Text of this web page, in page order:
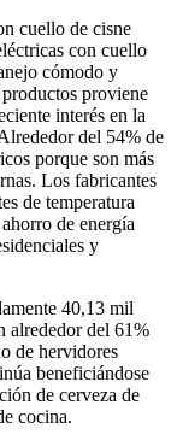
cuello de cisne
con cuello
cómodo y
proviene
interés en la
del 54% de
porque son más
Los fabricantes
de temperatura
de energía
y
40,13 mil
alrededor del 61%
de hervidores
beneficiándose
de cerveza de
cocina.